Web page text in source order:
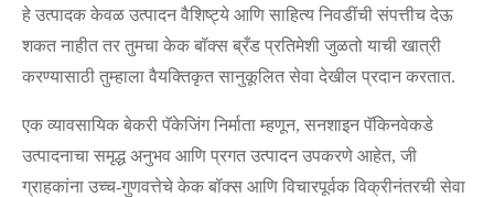
हे उत्पादक केवळ उत्पादन वैशिष्ट्ये आणि साहित्य निवडींची संपत्तीच देऊ
शकत नाहीत तर तुमचा केक बॉक्स ब्रँड प्रतिमेशी जुळतो याची खात्री
करण्यासाठी तुम्हाला वैयक्तिकृत सानुकूलित सेवा देखील प्रदान करतात.
एक व्यावसायिक बेकरी पॅकेजिंग निर्माता म्हणून, सनशाइन पॅकिनवेकडे
उत्पादनाचा समृद्ध अनुभव आणि प्रगत उत्पादन उपकरणे आहेत, जी
ग्राहकांना उच्च-गुणवत्तेचे केक बॉक्स आणि विचारपूर्वक विक्रीनंतरची सेवा